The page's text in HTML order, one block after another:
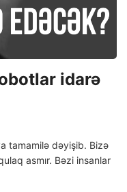
idarə
tamamilə dəyişib. Bizə
asmır. Bəzi insanlar